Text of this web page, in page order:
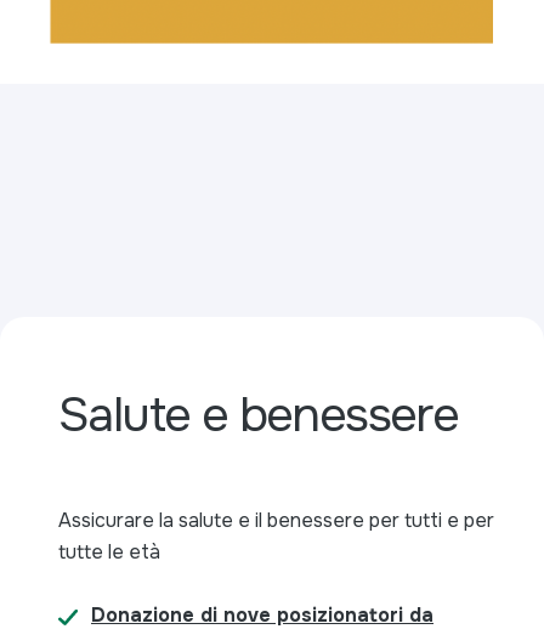
Salute e benessere
Assicurare la salute e il benessere per tutti e per
tutte le età
Donazione di nove posizionatori da